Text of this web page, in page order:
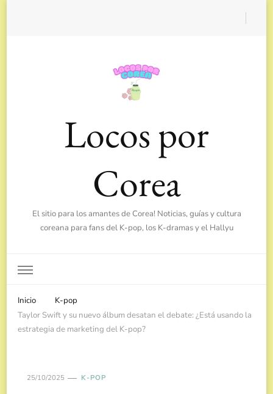
Locos por
Corea
El sitio para los amantes de Corea! Noticias, guías y cultura
coreana para fans del K-pop, los K-dramas y el Hallyu
Inicio
K-pop
Taylor Swift y su nuevo álbum desatan el debate: ¿Está usando la
estrategia de marketing del K-pop?
25/10/2025 K-POP